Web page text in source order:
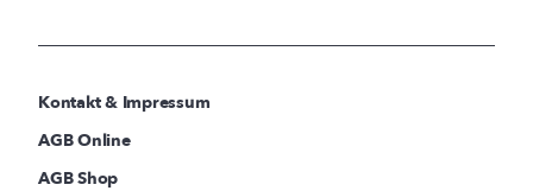
Kontakt & Impressum
AGB Online
AGB Shop